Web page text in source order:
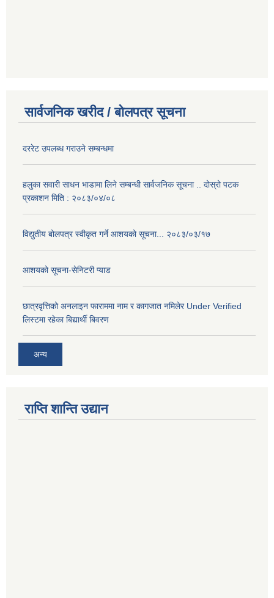
सार्वजनिक खरीद / बोलपत्र सूचना
दररेट उपलब्ध गराउने सम्बन्धमा
हलुका सवारी साधन भाडामा लिने सम्बन्धी सार्वजनिक सूचना .. दोस्रो पटक
प्रकाशन मिति : २०८३/०४/०८
विद्युतीय बोलपत्र स्वीकृत गर्ने आशयको सूचना... २०८३/०३/१७
आशयको सूचना-सेनिटरी प्याड
छात्रवृत्तिको अनलाइन फाराममा नाम र कागजात नमिलेर Under Verified
लिस्टमा रहेका बिद्यार्थी बिवरण
अन्य
राप्ति शान्ति उद्यान